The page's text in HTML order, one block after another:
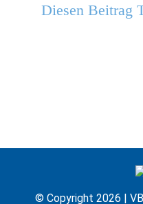
Diesen Beitrag
© Copyright 2026 |